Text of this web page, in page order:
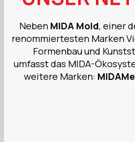
NebenMIDA Mold, einer
renommiertesten Marken
Formenbau und
umfasst das MIDA-
weitere Marken: